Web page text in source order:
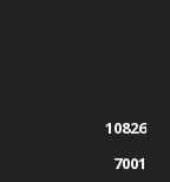
10826
7001